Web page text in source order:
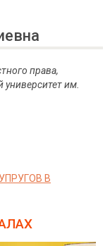
права,
им.
В